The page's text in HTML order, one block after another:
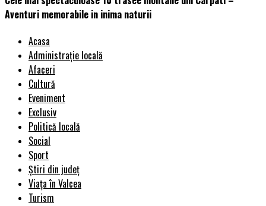
Aventuri memorabile in inima naturii
Acasa
Administrație locală
Afaceri
Cultură
Eveniment
Exclusiv
Politică locală
Social
Sport
Știri din județ
Viața în Valcea
Turism